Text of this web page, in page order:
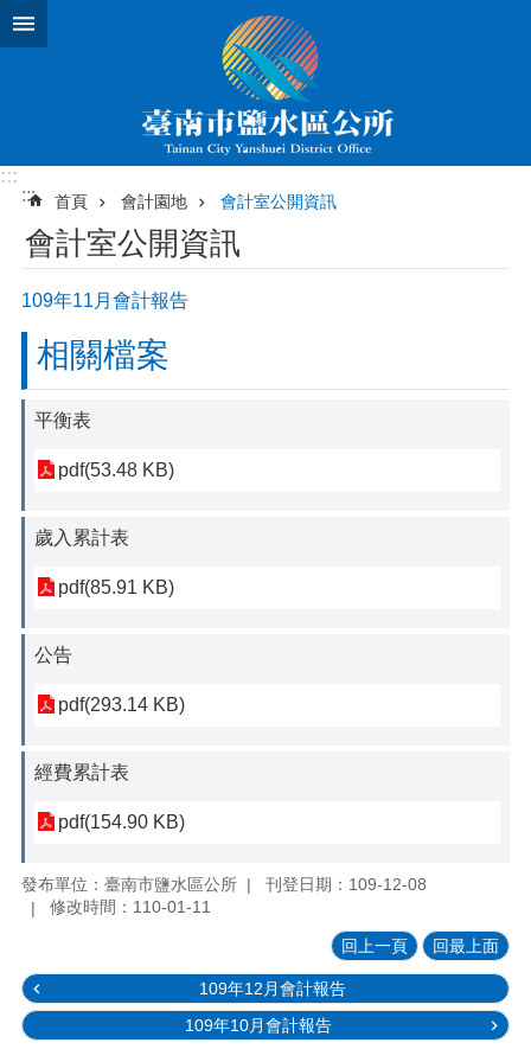
跳到主要內容區塊
:::
:::
首頁 會計園地 會計室公開資訊
會計室公開資訊
109年11月會計報告
相關檔案
平衡表
pdf(53.48 KB)
歲入累計表
pdf(85.91 KB)
公告
pdf(293.14 KB)
經費累計表
pdf(154.90 KB)
發布單位：臺南市鹽水區公所
刊登日期：109-12-08
修改時間：110-01-11
回上一頁 回最上面
109年12月會計報告
109年10月會計報告